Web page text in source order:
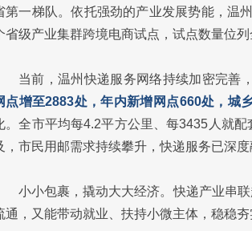
第一梯队。依托强劲的产业发展势能，温
省级产业集群跨境电商试点，试点数量位
当前，温州快递服务网络持续加密完善
点增至2883处，年内新增网点660处，城
。全市平均每4.2平方公里、每3435人就
，市民用邮需求持续攀升，快递服务已深
小小包裹，撬动大大经济。快递产业串
通，又能带动就业、扶持小微主体，稳稳